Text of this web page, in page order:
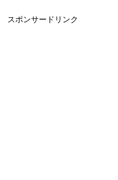
スポンサードリンク